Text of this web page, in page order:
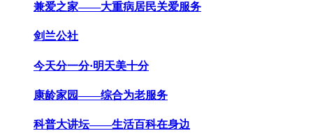
兼爱之家——大重病居民关爱服务
剑兰公社
今天分一分·明天美十分
康龄家园——综合为老服务
科普大讲坛——生活百科在身边